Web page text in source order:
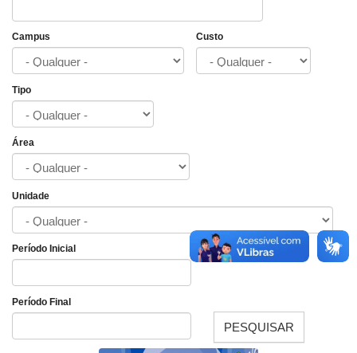
Campus Custo
Tipo
Área
Unidade
Período Inicial
Período Final
PESQUISAR